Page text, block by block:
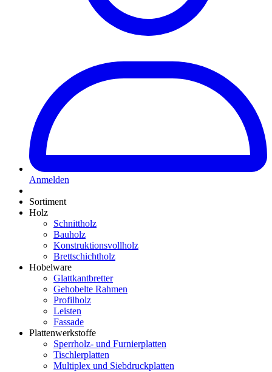
Anmelden
Sortiment
Holz
Schnittholz
Bauholz
Konstruktionsvollholz
Brettschichtholz
Hobelware
Glattkantbretter
Gehobelte Rahmen
Profilholz
Leisten
Fassade
Plattenwerkstoffe
Sperrholz- und Furnierplatten
Tischlerplatten
Multiplex und Siebdruckplatten